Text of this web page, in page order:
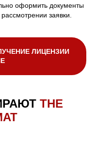
оформить документы
заявки.
ЛИЦЕНЗИИ
THE